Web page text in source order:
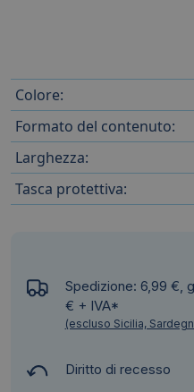
Colore:
Formato del contenuto:
Larghezza:
Tasca protettiva:
Spedizione: 6,99 €,
€ + IVA*
(escluso Sicilia,
Diritto di recesso